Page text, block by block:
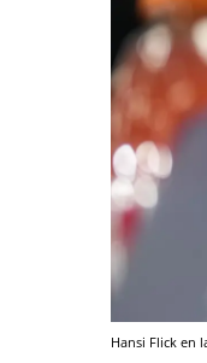
Hansi Flick en